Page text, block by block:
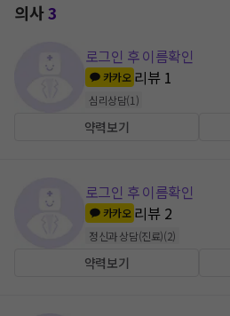
의사3
로그인 후 이름확인
카카오 리뷰 1
심리상담(1 )
약력보기
로그인 후 이름확인
카카오 리뷰 2
정신과 상담(진료)(2)
약력보기